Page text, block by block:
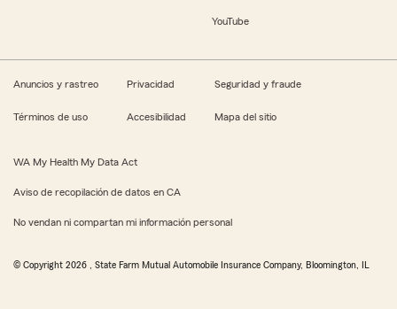
YouTube
Anuncios y rastreo Privacidad Seguridad y fraude
Términos de uso Accesibilidad Mapa del sitio
WA My Health My Data Act
Aviso de recopilación de datos en CA
No vendan ni compartan mi información personal
© Copyright 2026 , State Farm Mutual Automobile Insurance Company, Bloomington, IL